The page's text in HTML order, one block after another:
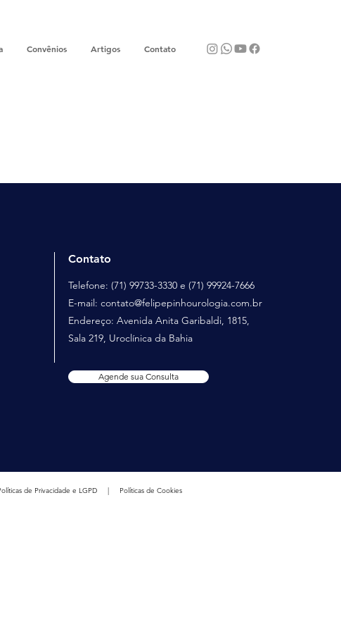
Convênios Artigos Contato
Contato
Telefone: (71) 99733-3330 e (71) 99924-7666
E-mail: contato@felipepinhourologia.com.br
Endereço: Avenida Anita Garibaldi, 1815,
Sala 219, Uroclínica da Bahia
Agende sua Consulta
de Privacidade e LGPD | Políticas de Cookies